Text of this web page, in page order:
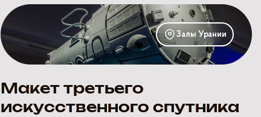
Макет
третьего
искусственного
спутника
земли
Залы Урании
Макет третьего
искусственного спутника